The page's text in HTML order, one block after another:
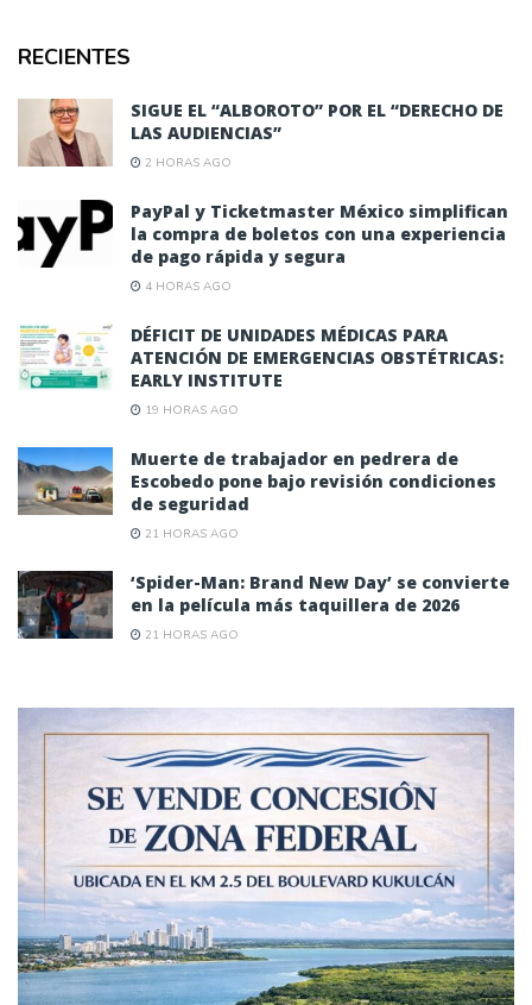
RECIENTES
SIGUE EL “ALBOROTO” POR EL “DERECHO DE
LAS AUDIENCIAS”
2 HORAS AGO
PayPal y Ticketmaster México simplifican
la compra de boletos con una experiencia
de pago rápida y segura
4 HORAS AGO
DÉFICIT DE UNIDADES MÉDICAS PARA
ATENCIÓN DE EMERGENCIAS OBSTÉTRICAS:
EARLY INSTITUTE
19 HORAS AGO
Muerte de trabajador en pedrera de
Escobedo pone bajo revisión condiciones
de seguridad
21 HORAS AGO
‘Spider-Man: Brand New Day’ se convierte
en la película más taquillera de 2026
21 HORAS AGO